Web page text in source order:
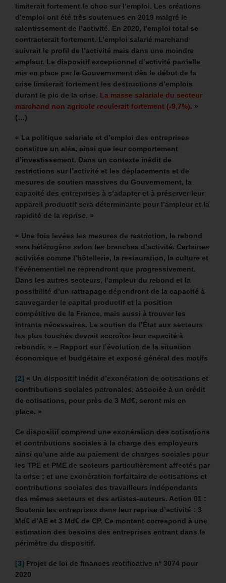
limiterait fortement le choc sur l’emploi. Les créations
d’emploi ont été très soutenues en 2019 malgré le
ralentissement de l’activité. En 2020, l’emploi total se
contracterait fortement. L’emploi salarié marchand
suivrait le profil de l’activité mais dans une moindre
ampleur. Le dispositif exceptionnel d’activité partielle
mis en place par le Gouvernement dès le début de la
crise limiterait fortement les destructions d’emplois
durant le pic de la crise. La masse salariale du secteur
marchand non agricole reculerait fortement (-9,7%). »
(…)
« La politique salariale et d’emploi des entreprises
constitue un aléa, ainsi que leur comportement
d’investissement. Dans un contexte inédit de
restrictions sur l’activité et les déplacements et de
mesures de soutien massives du Gouvernement, la
capacité des entreprises à s’adapter et à préserver leur
appareil productif sera déterminante pour l’ampleur et la
rapidité de la reprise. »
« Une fois levées les mesures de restriction, le rebond
sera hétérogène selon les branches d’activité. Certaines
activités comme l’hôtellerie, la restauration, la culture et
l’événementiel ne reprendront que progressivement.
Dans les autres secteurs, l’ampleur du rebond et la
possibilité d’un rattrapage dépendront de la capacité à
sauvegarder le capital productif et la position
compétitive de la France, mais aussi à trouver les
intrants nécessaires. Le soutien de l’État aux secteurs
les plus touchés devrait accroître leur capacité à
rebondir. » – Rapport sur l’évolution de la situation
économique et budgétaire et exposé général des motifs
[2] « Un dispositif inédit d’exonération de cotisations et
contributions sociales patronales, associée à un crédit
de cotisations, pour près de 3 Md€, seront mis en
place. »
Ce dispositif comprend une exonération des cotisations
et contributions sociales à la charge des employeurs
ainsi qu’une aide au paiement de charges sociales pour
les TPE et PME de secteurs particulièrement affectés par
la crise ; et une exonération forfaitaire de cotisations et
contributions sociales des travailleurs indépendants
des mêmes secteurs et des artistes-auteurs. Action 01 :
Soutenir les entreprises dans leur reprise d’activité : 3
Md€ d’AE et 3 Md€ de CP. Ce montant correspond à une
estimation des besoins des entreprises entrant dans le
périmètre du dispositif.
[3] Projet de loi de finances rectificative nº 3074 pour
2020